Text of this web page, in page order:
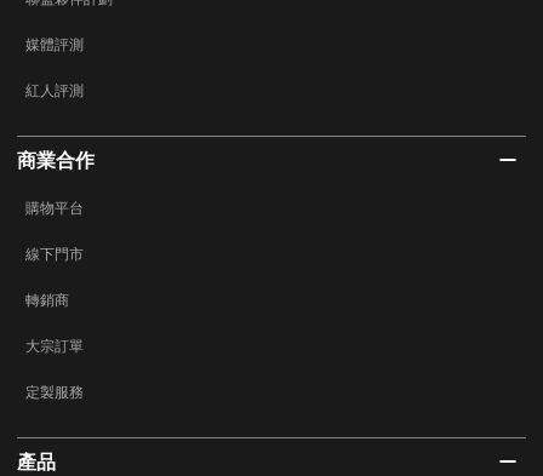
媒體評測
紅人評測
商業合作
購物平台
線下門市
轉銷商
大宗訂單
定製服務
產品